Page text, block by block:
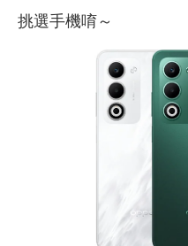
挑選手機唷～